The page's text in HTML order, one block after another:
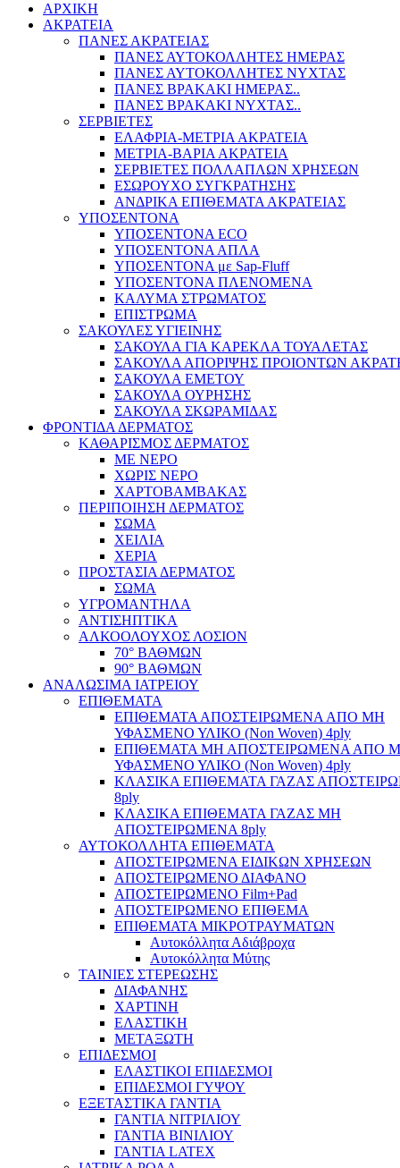
ΑΡΧΙΚΗ
ΑΚΡΑΤΕΙΑ
ΠΑΝΕΣ ΑΚΡΑΤΕΙΑΣ
ΠΑΝΕΣ ΑΥΤΟΚΟΛΛΗΤΕΣ ΗΜΕΡΑΣ
ΠΑΝΕΣ ΑΥΤΟΚΟΛΛΗΤΕΣ ΝΥΧΤΑΣ
ΠΑΝΕΣ ΒΡΑΚΑΚΙ ΗΜΕΡΑΣ..
ΠΑΝΕΣ ΒΡΑΚΑΚΙ ΝΥΧΤΑΣ..
ΣΕΡΒΙΕΤΕΣ
ΕΛΑΦΡΙΑ-ΜΕΤΡΙΑ ΑΚΡΑΤΕΙΑ
ΜΕΤΡΙΑ-ΒΑΡΙΑ ΑΚΡΑΤΕΙΑ
ΣΕΡΒΙΕΤΕΣ ΠΟΛΛΑΠΛΩΝ ΧΡΗΣΕΩΝ
ΕΣΩΡΟΥΧΟ ΣΥΓΚΡΑΤΗΣΗΣ
ΑΝΔΡΙΚΑ ΕΠΙΘΕΜΑΤΑ ΑΚΡΑΤΕΙΑΣ
ΥΠΟΣΕΝΤΟΝΑ
ΥΠΟΣΕΝΤΟΝΑ ECO
ΥΠΟΣΕΝΤΟΝΑ ΑΠΛΑ
ΥΠΟΣΕΝΤΟΝΑ με Sap-Fluff
ΥΠΟΣΕΝΤΟΝΑ ΠΛΕΝΟΜΕΝΑ
ΚΑΛΥΜΑ ΣΤΡΩΜΑΤΟΣ
ΕΠΙΣΤΡΩΜΑ
ΣΑΚΟΥΛΕΣ ΥΓΙΕΙΝΗΣ
ΣΑΚΟΥΛΑ ΓΙΑ ΚΑΡΕΚΛΑ ΤΟΥΑΛΕΤΑΣ
ΣΑΚΟΥΛΑ ΑΠΟΡΙΨΗΣ ΠΡΟΙΟΝΤΩΝ
ΣΑΚΟΥΛΑ ΕΜΕΤΟΥ
ΣΑΚΟΥΛΑ ΟΥΡΗΣΗΣ
ΣΑΚΟΥΛΑ ΣΚΩΡΑΜΙΔΑΣ
ΦΡΟΝΤΙΔΑ ΔΕΡΜΑΤΟΣ
ΚΑΘΑΡΙΣΜΟΣ ΔΕΡΜΑΤΟΣ
ΜΕ ΝΕΡΟ
ΧΩΡΙΣ ΝΕΡΟ
ΧΑΡΤΟΒΑΜΒΑΚΑΣ
ΠΕΡΙΠΟΙΗΣΗ ΔΕΡΜΑΤΟΣ
ΣΩΜΑ
ΧΕΙΛΙΑ
ΧΕΡΙΑ
ΠΡΟΣΤΑΣΙΑ ΔΕΡΜΑΤΟΣ
ΣΩΜΑ
ΥΓΡΟΜΑΝΤΗΛΑ
ΑΝΤΙΣΗΠΤΙΚΑ
ΑΛΚΟΟΛΟΥΧΟΣ ΛΟΣΙΟΝ
70° ΒΑΘΜΩΝ
90° ΒΑΘΜΩΝ
ΑΝΑΛΩΣΙΜΑ ΙΑΤΡΕΙΟΥ
ΕΠΙΘΕΜΑΤΑ
ΕΠΙΘΕΜΑΤΑ ΑΠΟΣΤΕΙΡΩΜΕΝΑ ΑΠΟ ΜΗ
ΥΦΑΣΜΕΝΟ ΥΛΙΚΟ (Non Woven) 4ply
ΕΠΙΘΕΜΑΤΑ ΜΗ ΑΠΟΣΤΕΙΡΩΜΕΝΑ ΑΠΟ
ΥΦΑΣΜΕΝΟ ΥΛΙΚΟ (Non Woven) 4ply
ΚΛΑΣΙΚΑ ΕΠΙΘΕΜΑΤΑ ΓΑΖΑΣ
8ply
ΚΛΑΣΙΚΑ ΕΠΙΘΕΜΑΤΑ ΓΑΖΑΣ ΜΗ
ΑΠΟΣΤΕΙΡΩΜΕΝΑ 8ply
ΑΥΤΟΚΟΛΛΗΤΑ ΕΠΙΘΕΜΑΤΑ
ΑΠΟΣΤΕΙΡΩΜΕΝΑ ΕΙΔΙΚΩΝ ΧΡΗΣΕΩΝ
ΑΠΟΣΤΕΙΡΩΜΕΝΟ ΔΙΑΦΑΝΟ
ΑΠΟΣΤΕΙΡΩΜΕΝΟ Film+Pad
ΑΠΟΣΤΕΙΡΩΜΕΝΟ ΕΠΙΘΕΜΑ
ΕΠΙΘΕΜΑΤΑ ΜΙΚΡΟΤΡΑΥΜΑΤΩΝ
Αυτοκόλλητα Αδιάβροχα
Αυτοκόλλητα Μύτης
ΤΑΙΝΙΕΣ ΣΤΕΡΕΩΣΗΣ
ΔΙΑΦΑΝΗΣ
ΧΑΡΤΙΝΗ
ΕΛΑΣΤΙΚΗ
ΜΕΤΑΞΩΤΗ
ΕΠΙΔΕΣΜΟΙ
ΕΛΑΣΤΙΚΟΙ ΕΠΙΔΕΣΜΟΙ
ΕΠΙΔΕΣΜΟΙ ΓΥΨΟΥ
ΕΞΕΤΑΣΤΙΚΑ ΓΑΝΤΙΑ
ΓΑΝΤΙΑ ΝΙΤΡΙΛΙΟΥ
ΓΑΝΤΙΑ ΒΙΝΙΛΙΟΥ
ΓΑΝΤΙΑ LATEX